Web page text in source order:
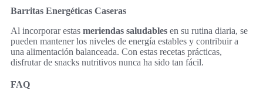
Barritas Energéticas Caseras
Al incorporar estas meriendas saludables en su rutina diaria, se
pueden mantener los niveles de energía estables y contribuir a
una alimentación balanceada. Con estas recetas prácticas,
disfrutar de snacks nutritivos nunca ha sido tan fácil.
FAQ